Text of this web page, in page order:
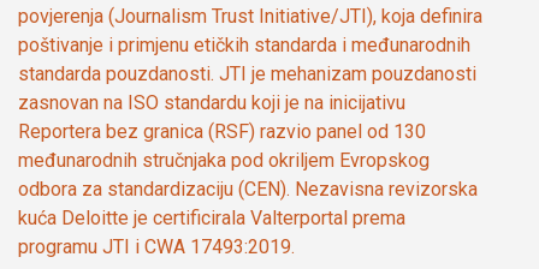
povjerenja (Journalism Trust Initiative/JTI), koja definira
poštivanje i primjenu etičkih standarda i međunarodnih
standarda pouzdanosti. JTI je mehanizam pouzdanosti
zasnovan na ISO standardu koji je na inicijativu
Reportera bez granica (RSF) razvio panel od 130
međunarodnih stručnjaka pod okriljem Evropskog
odbora za standardizaciju (CEN). Nezavisna revizorska
kuća Deloitte je certificirala Valterportal prema
programu JTI i CWA 17493:2019.